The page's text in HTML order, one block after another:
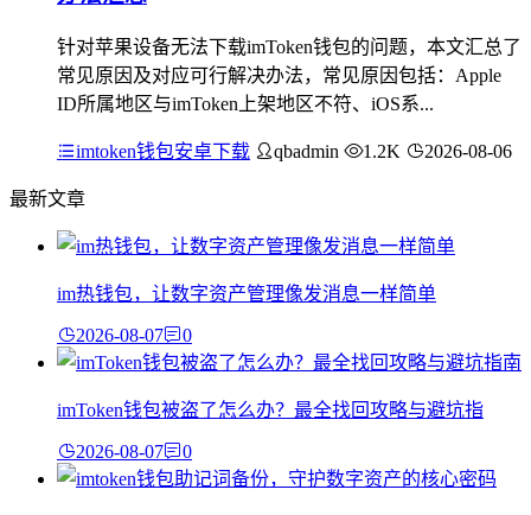
针对苹果设备无法下载imToken钱包的问题，本文汇总了
常见原因及对应可行解决办法，常见原因包括：Apple
ID所属地区与imToken上架地区不符、iOS系...
imtoken钱包安卓下载 qbadmin 1.2K 2026-08-06
最新文章
im热钱包，让数字资产管理像发消息一样简单
2026-08-07 0
imToken钱包被盗了怎么办？最全找回攻略与避坑指
2026-08-07 0